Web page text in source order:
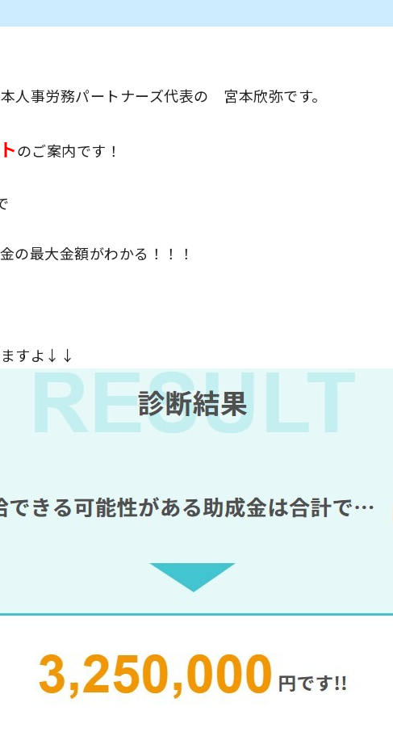
人事労務パートナーズ代表の 宮本欣弥です。
のご案内です！
の最大金額がわかる！！！
ますよ↓↓